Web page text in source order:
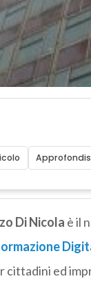
Di Nicola è il
cittadini ed